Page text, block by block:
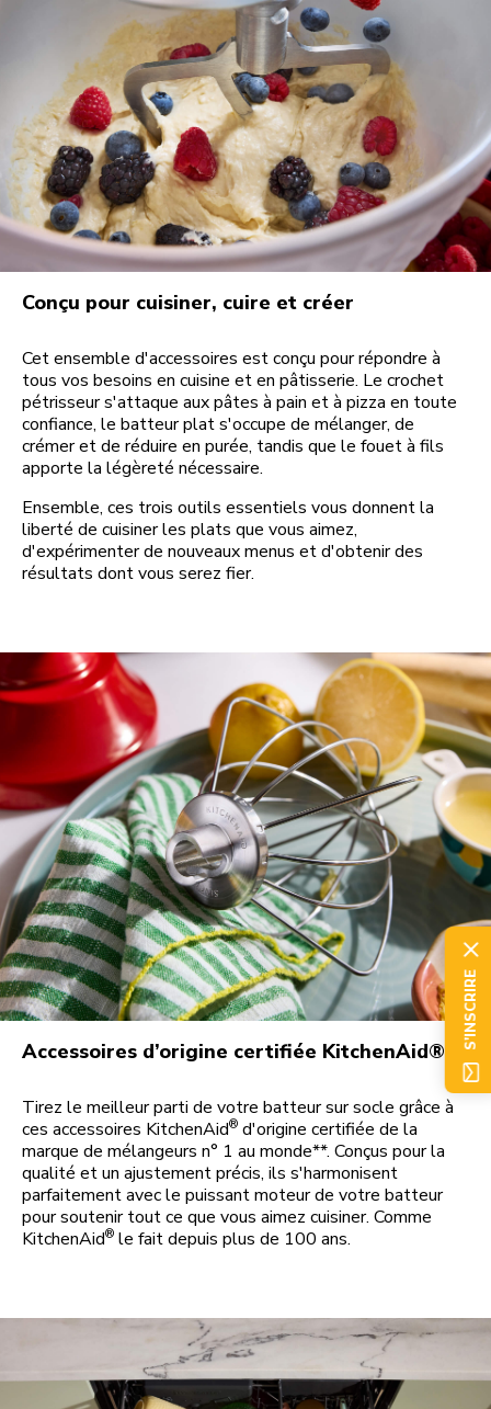
Conçu pour cuisiner, cuire et créer
Cet ensemble d'accessoires est conçu pour répondre à
tous vos besoins en cuisine et en pâtisserie. Le crochet
pétrisseur s'attaque aux pâtes à pain et à pizza en toute
confiance, le batteur plat s'occupe de mélanger, de
crémer et de réduire en purée, tandis que le fouet à fils
apporte la légèreté nécessaire.
Ensemble, ces trois outils essentiels vous donnent la
liberté de cuisiner les plats que vous aimez,
d'expérimenter de nouveaux menus et d'obtenir des
résultats dont vous serez fier.
Accessoires d’origine certifiée KitchenAid®
Tirez le meilleur parti de votre batteur sur socle grâce à
ces accessoires KitchenAid® d'origine certifiée de la
marque de mélangeurs n° 1 au monde**. Conçus pour la
qualité et un ajustement précis, ils s'harmonisent
parfaitement avec le puissant moteur de votre batteur
pour soutenir tout ce que vous aimez cuisiner. Comme
KitchenAid® le fait depuis plus de 100 ans.
S'INSCRIRE